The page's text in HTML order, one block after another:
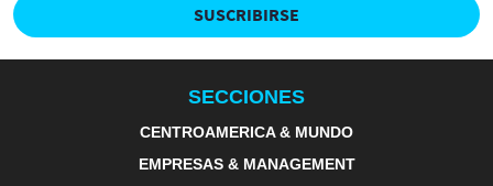
SUSCRIBIRSE
SECCIONES
CENTROAMERICA & MUNDO
EMPRESAS & MANAGEMENT